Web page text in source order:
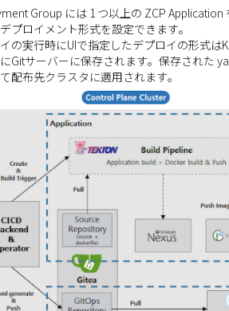
Group には 1 つ以上の ZCP
プロイメント形式を設定できます。
の実行時にUIで指定したデプロイの形式は
Gitサーバーに保存されます。保存された
配布先クラスタに適用されます。